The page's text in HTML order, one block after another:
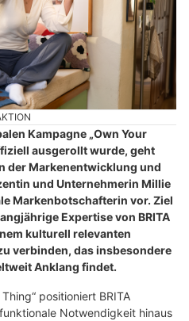
Kampagne „Own Your
ausgerollt wurde, geht
der Markenentwicklung und
und Unternehmerin Millie
Markenbotschafterin vor. Ziel
Expertise von BRITA
kulturell relevanten
verbinden, das insbesondere
Anklang findet.
positioniert BRITA
Notwendigkeit hinaus